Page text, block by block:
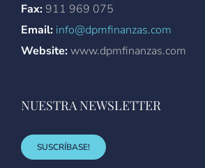
Fax: 911 969 075
Email: info@dpmfinanzas.com
Website:www.dpmfinanzas.com
NUESTRA NEWSLETTER
SUSCRÍBASE!